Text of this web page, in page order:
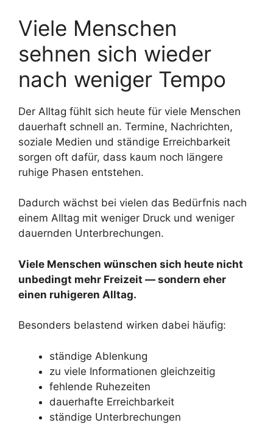
Viele Menschen
sehnen sich wieder
nach weniger Tempo
Der Alltag fühlt sich heute für viele Menschen
dauerhaft schnell an. Termine, Nachrichten,
soziale Medien und ständige Erreichbarkeit
sorgen oft dafür, dass kaum noch längere
ruhige Phasen entstehen.
Dadurch wächst bei vielen das Bedürfnis nach
einem Alltag mit weniger Druck und weniger
dauernden Unterbrechungen.
Viele Menschen wünschen sich heute nicht
unbedingt mehr Freizeit — sondern eher
einen ruhigeren Alltag.
Besonders belastend wirken dabei häufig:
ständige Ablenkung
zu viele Informationen gleichzeitig
fehlende Ruhezeiten
dauerhafte Erreichbarkeit
ständige Unterbrechungen